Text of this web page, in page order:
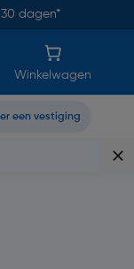
dagen*
Winkelwagen
een vestiging